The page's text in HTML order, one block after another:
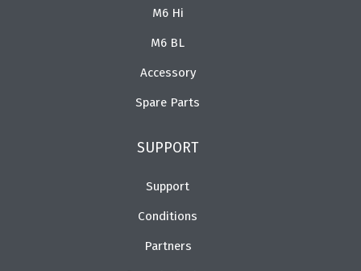
M6 Hi
M6 BL
Accessory
Spare Parts
SUPPORT
Support
Conditions
Partners